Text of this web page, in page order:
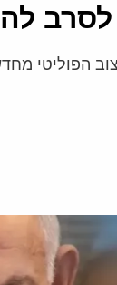
לה
הפוליטי